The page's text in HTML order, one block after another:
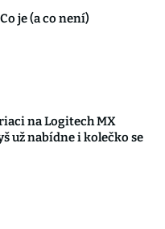
je (a co není)
na Logitech MX
už nabídne i kolečko se